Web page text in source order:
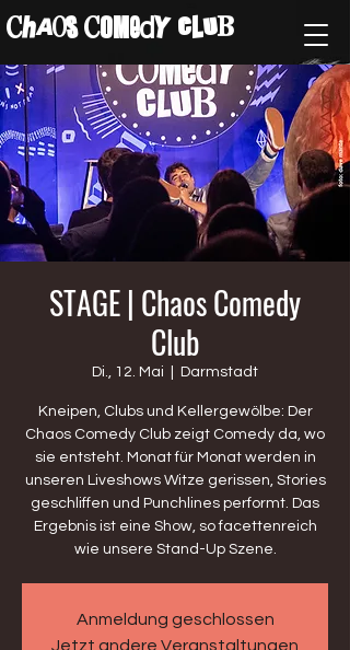
ChAos COMedY cLuB
STAGE | Chaos Comedy
Club
Di., 12. Mai Darmstadt
Kneipen, Clubs und Kellergewölbe: Der
Chaos Comedy Club zeigt Comedy da, wo
sie entsteht. Monat für Monat werden in
unseren Liveshows Witze gerissen, Stories
geschliffen und Punchlines performt. Das
Ergebnis ist eine Show, so facettenreich
wie unsere Stand-Up Szene.
Anmeldung geschlossen
Jetzt andere Veranstaltungen